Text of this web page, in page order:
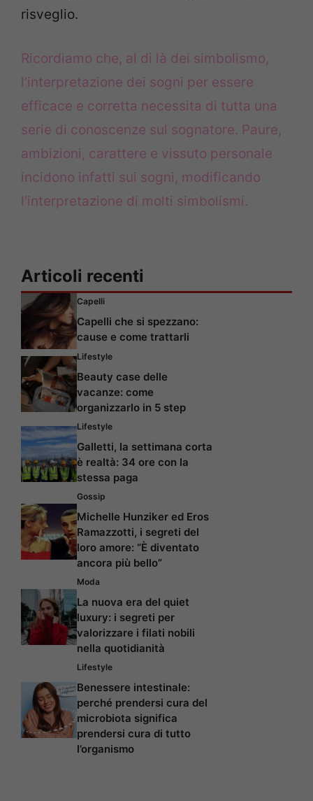
risveglio.
Ricordiamo che, al di là dei simbolismo,
l’interpretazione dei sogni per essere
efficace e corretta necessita di tutta una
serie di conoscenze sul sognatore. Paure,
ambizioni, carattere e vissuto personale
incidono infatti sui sogni, modificando
l’interpretazione di molti simbolismi.
Articoli recenti
Capelli
Capelli che si spezzano:
cause e come trattarli
Lifestyle
Beauty case delle
vacanze: come
organizzarlo in 5 step
Lifestyle
Galletti, la settimana corta
è realtà: 34 ore con la
stessa paga
Gossip
Michelle Hunziker ed Eros
Ramazzotti, i segreti del
loro amore: “È diventato
ancora più bello”
Moda
La nuova era del quiet
luxury: i segreti per
valorizzare i filati nobili
nella quotidianità
Lifestyle
Benessere intestinale:
perché prendersi cura del
microbiota significa
prendersi cura di tutto
l’organismo